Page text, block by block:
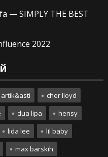
— SIMPLY THE BEST
2022
artik&asti
cher lloyd
dua lipa
hensy
lida lee
lil baby
max barskih